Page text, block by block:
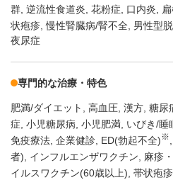
群 逆流性食道炎 花粉症 口内炎
状疱疹 慢性腎臓病/腎不全 男性型
夜尿症
専門的な治療・特色
肥満/ダイエット 高血圧 漢方 糖尿
症 小児糖尿病 小児肥満 いびき/睡
免疫療法 企業健診 ED(勃起不全)※
者)
インフルエンザワクチン 麻疹
イルスワクチン(60歳以上) 帯状疱